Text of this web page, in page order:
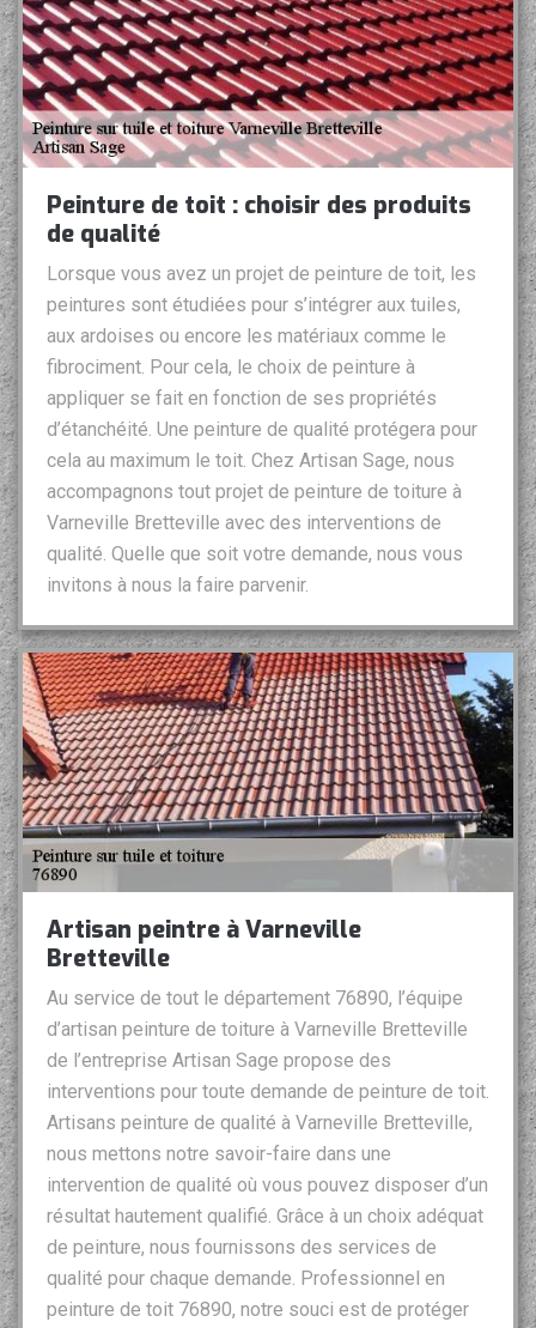
Peinture de toit : choisir des produits
de qualité
Lorsque vous avez un projet de peinture de toit, les
peintures sont étudiées pour s’intégrer aux tuiles,
aux ardoises ou encore les matériaux comme le
fibrociment. Pour cela, le choix de peinture à
appliquer se fait en fonction de ses propriétés
d’étanchéité. Une peinture de qualité protégera pour
cela au maximum le toit. Chez Artisan Sage, nous
accompagnons tout projet de peinture de toiture à
Varneville Bretteville avec des interventions de
qualité. Quelle que soit votre demande, nous vous
invitons à nous la faire parvenir.
Artisan peintre à Varneville
Bretteville
Au service de tout le département 76890, l’équipe
d’artisan peinture de toiture à Varneville Bretteville
de l’entreprise Artisan Sage propose des
interventions pour toute demande de peinture de toit.
Artisans peinture de qualité à Varneville Bretteville,
nous mettons notre savoir-faire dans une
intervention de qualité où vous pouvez disposer d’un
résultat hautement qualifié. Grâce à un choix adéquat
de peinture, nous fournissons des services de
qualité pour chaque demande. Professionnel en
peinture de toit 76890, notre souci est de protéger